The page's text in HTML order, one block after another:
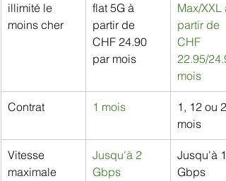
illimité le
moins cher
flat 5G à
partir de
CHF 24.90
par mois
Max/XXL à
partir de
CHF
22.95/
mois
Contrat 1 mois
1, 12 ou
mois
Vitesse
maximale
Jusqu'à 2
Gbps
Jusqu'à
Gbps